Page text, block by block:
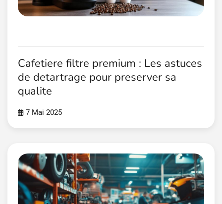
Cafetiere filtre premium : Les astuces
de detartrage pour preserver sa
qualite
7 Mai 2025